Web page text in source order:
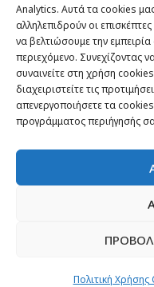
Analytics. Αυτά τα cookies
αλληλεπιδρούν οι
να βελτιώσουμε την
περιεχόμενο. Συνεχίζοντας
συναινείτε στη χρήση
διαχειριστείτε τις
απενεργοποιήσετε τα
προγράμματος περιήγησής
Πολιτική Χρήσης
CITY and
Newsletter
“H μόνη